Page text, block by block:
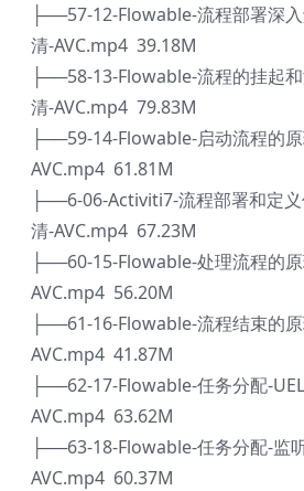
├──57-12-Flowable-流程部署深
清-AVC.mp4 39.18M
├──58-13-Flowable-流程的挂起
清-AVC.mp4 79.83M
├──59-14-Flowable-启动流程的
AVC.mp4 61.81M
├──6-06-Activiti7-流程部署和定
清-AVC.mp4 67.23M
├──60-15-Flowable-处理流程的
AVC.mp4 56.20M
├──61-16-Flowable-流程结束的
AVC.mp4 41.87M
├──62-17-Flowable-任务分配-
AVC.mp4 63.62M
├──63-18-Flowable-任务分配-监
AVC.mp4 60.37M